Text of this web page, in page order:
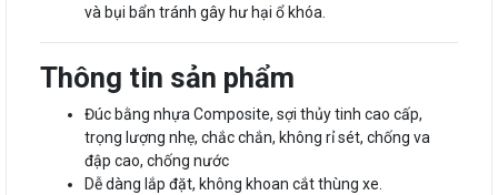
và bụi bẩn tránh gây hư hại ổ khóa.
Thông tin sản phẩm
Đúc bằng nhựa Composite, sợi thủy tinh cao cấp,
trọng lượng nhẹ, chắc chắn, không rỉ sét, chống va
đập cao, chống nước
Dễ dàng lắp đặt, không khoan cắt thùng xe.